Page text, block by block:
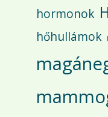
hormonok
hőhullámok